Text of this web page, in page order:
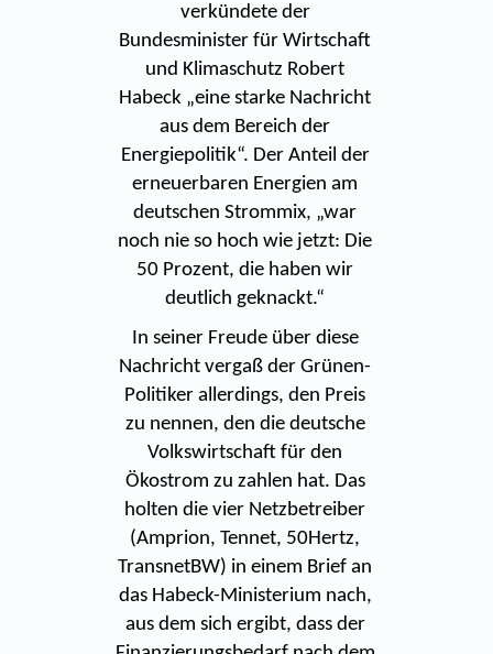
verkündete der
Bundesminister für Wirtschaft
und Klimaschutz Robert
Habeck „eine starke Nachricht
aus dem Bereich der
Energiepolitik“. Der Anteil der
erneuerbaren Energien am
deutschen Strommix, „war
noch nie so hoch wie jetzt: Die
50 Prozent, die haben wir
deutlich geknackt.“
In seiner Freude über diese
Nachricht vergaß der Grünen-
Politiker allerdings, den Preis
zu nennen, den die deutsche
Volkswirtschaft für den
Ökostrom zu zahlen hat. Das
holten die vier Netzbetreiber
(Amprion, Tennet, 50Hertz,
TransnetBW) in einem Brief an
das Habeck-Ministerium nach,
aus dem sich ergibt, dass der